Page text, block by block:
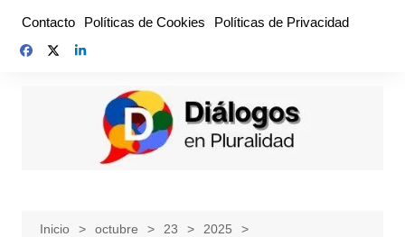
contenido
Contacto Políticas de Cookies Políticas de Privacidad
Inicio octubre 23
2025